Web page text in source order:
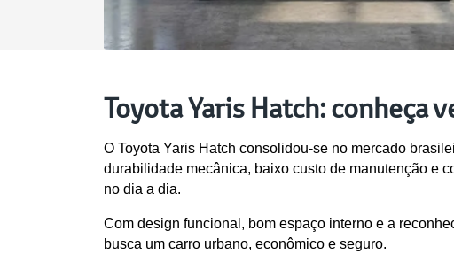
Toyota Yaris Hatch: conheça
O Toyota Yaris Hatch consolidou-se no mercado
durabilidade mecânica, baixo custo de manutenção e
no dia a dia.
Com design funcional, bom espaço interno e a
busca um carro urbano, econômico e seguro.